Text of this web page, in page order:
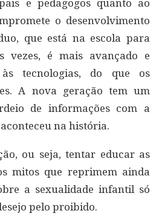
e pedagogos quanto ao
o desenvolvimento
que está na escola para
vezes, é mais avançado e
às tecnologias, do que os
A nova geração tem um
de informações com a
na história.
ou seja, tentar educar as
mitos que reprimem ainda
a sexualidade infantil só
pelo proibido.